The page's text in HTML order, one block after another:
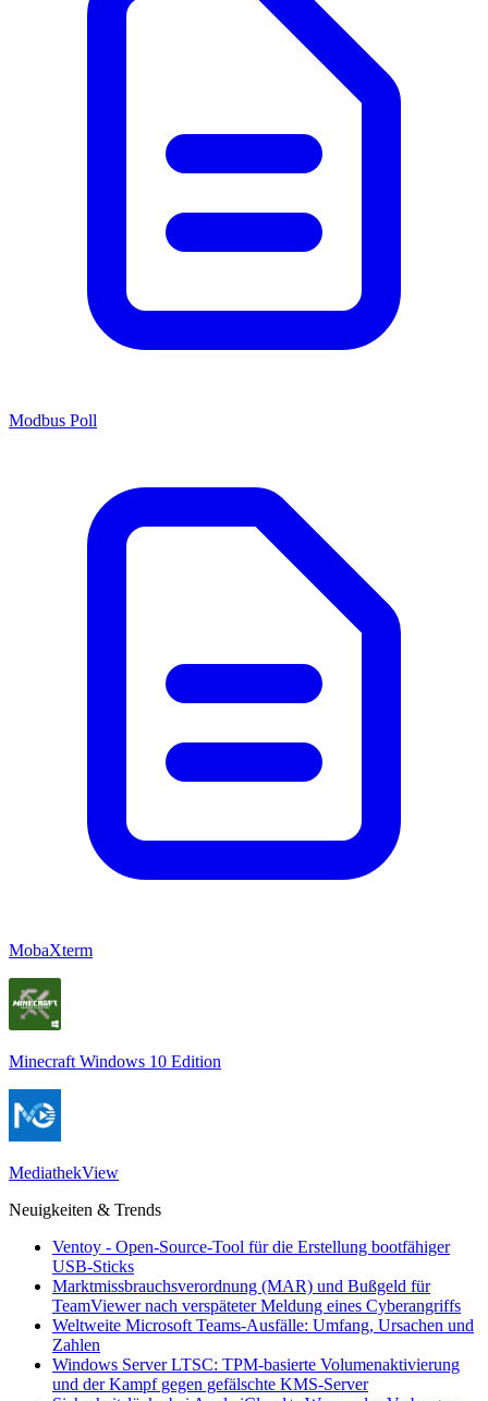
Modbus Poll
MobaXterm
Minecraft Windows 10 Edition
MediathekView
Neuigkeiten & Trends
Ventoy - Open-Source-Tool für die Erstellung bootfähiger
USB-Sticks
Marktmissbrauchsverordnung (MAR) und Bußgeld für
TeamViewer nach verspäteter Meldung eines Cyberangriffs
Weltweite Microsoft Teams-Ausfälle: Umfang, Ursachen und
Zahlen
Windows Server LTSC: TPM-basierte Volumenaktivierung
und der Kampf gegen gefälschte KMS-Server